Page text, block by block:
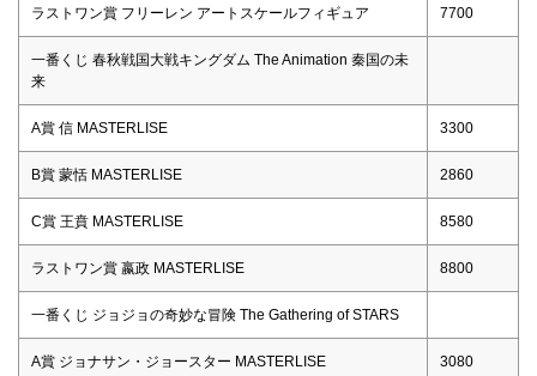
ラストワン賞 フリーレン アートスケールフィギュア 7700
一番くじ 春秋戦国大戦キングダム The Animation 秦国の未
来
A賞 信 MASTERLISE 3300
B賞 蒙恬 MASTERLISE 2860
C賞 王賁 MASTERLISE 8580
ラストワン賞 嬴政 MASTERLISE 8800
一番くじ ジョジョの奇妙な冒険 The Gathering of STARS
A賞 ジョナサン・ジョースター MASTERLISE 3080